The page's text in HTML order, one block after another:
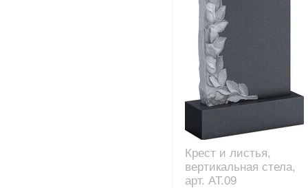
Крест и листья,
вертикальная стела,
арт. AT.09